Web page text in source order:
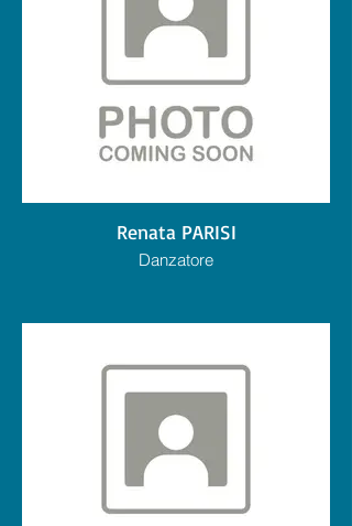
l'associazione Campagnia Danza diretta
da Antonella Iannone con la coreografia
"Roommates" che ha debuttato in diversi
teatri.
Compagnia EgriBiancoDanza.
La sua passione è l'equitazione.
Renata PARISI
Danzatore